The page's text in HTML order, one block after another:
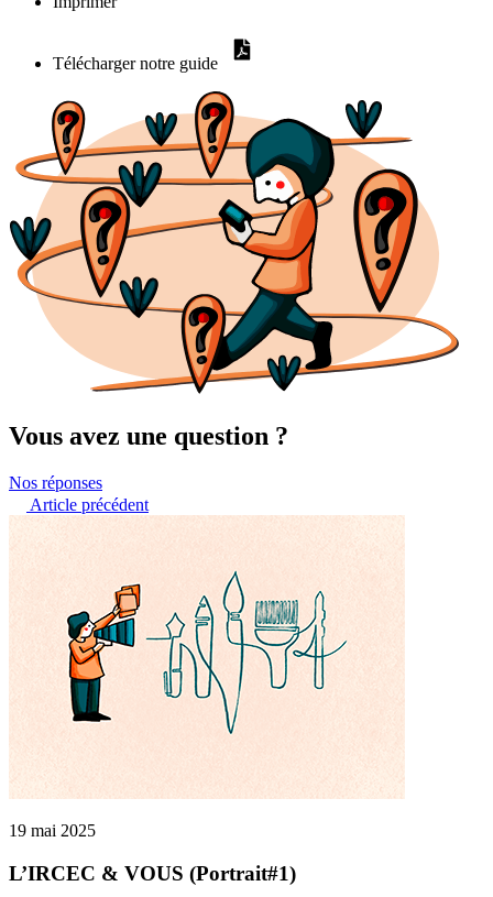
Télécharger notre guide
Vous avez une question ?
Nos réponses
Article précédent
19 mai 2025
L’IRCEC & VOUS (Portrait#1)